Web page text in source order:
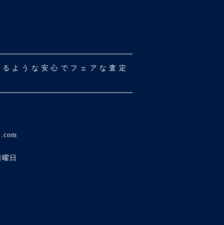
ような安心でフェアな査定
日